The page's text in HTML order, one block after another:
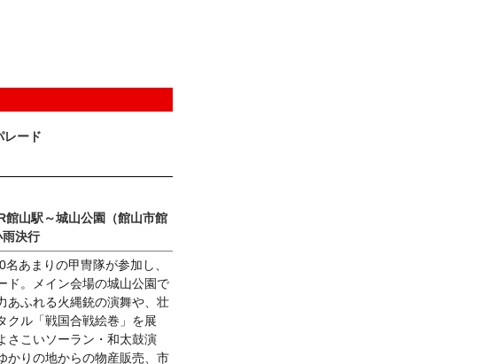
レード
山駅～城山公園（館山市館
雨決行
あまりの甲冑隊が参加し、
ド。メイン会場の城山公園で
あふれる火縄銃の演舞や、壮
クル「戦国合戦絵巻」を展
さこいソーラン・和太鼓演
かりの地からの物産販売、市